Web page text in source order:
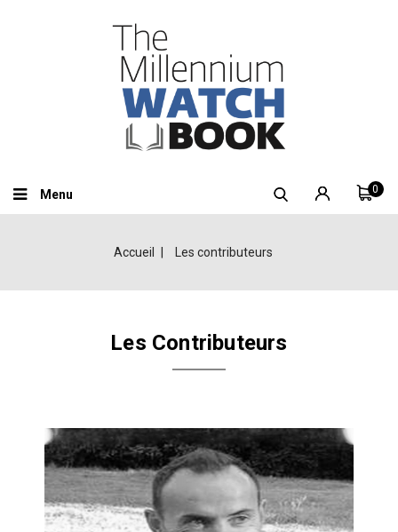
0
Menu
Accueil Les contributeurs
Les Contributeurs